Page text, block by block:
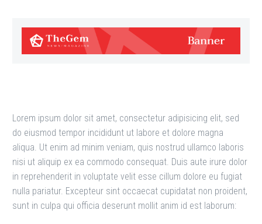
Lorem ipsum dolor sit amet, consectetur adipisicing elit, sed
do eiusmod tempor incididunt ut labore et dolore magna
aliqua. Ut enim ad minim veniam, quis nostrud ullamco laboris
nisi ut aliquip ex ea commodo consequat. Duis aute irure dolor
in reprehenderit in voluptate velit esse cillum dolore eu fugiat
nulla pariatur. Excepteur sint occaecat cupidatat non proident,
sunt in culpa qui officia deserunt mollit anim id est laborum: